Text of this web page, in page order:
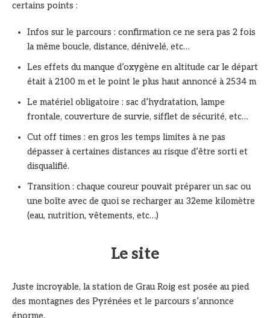
certains points :
Infos sur le parcours : confirmation ce ne sera pas 2 fois
la même boucle, distance, dénivelé, etc…
Les effets du manque d’oxygène en altitude car le départ
était à 2100 m et le point le plus haut annoncé à 2534 m
Le matériel obligatoire : sac d’hydratation, lampe
frontale, couverture de survie, sifflet de sécurité, etc…
Cut off times : en gros les temps limites à ne pas
dépasser à certaines distances au risque d’être sorti et
disqualifié.
Transition : chaque coureur pouvait préparer un sac ou
une boîte avec de quoi se recharger au 32eme kilomètre
(eau, nutrition, vêtements, etc…)
Le site
Juste incroyable, la station de Grau Roig est posée au pied
des montagnes des Pyrénées et le parcours s’annonce
énorme.